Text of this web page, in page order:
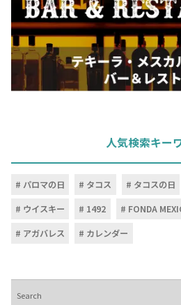
人気検索キー
パロマの日 タコス タコスの日
ウイスキー
1492
FONDA
アガバレス
カレンダー
索